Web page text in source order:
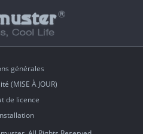
générales
(MISE À JOUR)
de licence